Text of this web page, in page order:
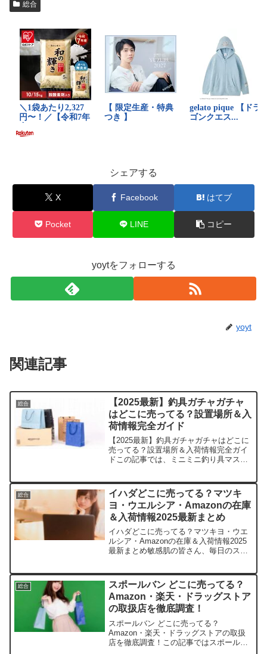
総合
シェアする
X Facebook はてブ
Pocket LINE コピー
yoytをフォローする
yoyt
関連記事
総合
【2025最新】釣具ガチャガチャ
はどこに売ってる？設置場所＆入
荷情報完全ガイド
【2025最新】釣具ガチャガチャはどこに
売ってる？設置場所＆入荷情報完全ガイ
ドこの記事では、ミニミニ釣り具マスコ
ます。釣り好きの皆さんがワクワクする
情報を詰め込みました...
総合
イハダどこに売ってる？マツキ
ヨ・ウエルシア・Amazonの在庫
＆入荷情報2025最新まとめ
イハダどこに売ってる？マツキヨ・ウエ
ルシア・Amazonの在庫＆入荷情報2025
最新まとめ敏感肌の皆さん、毎日のスキ
す。この記事ではイハダの取扱店や平均
価格、安く買えるス...
総合
スポールバン どこに売ってる？
Amazon・楽天・ドラッグストア
の取扱店を徹底調査！
スポールバン どこに売ってる？
Amazon・楽天・ドラッグストアの取扱
店を徹底調査！この記事ではスポールバ